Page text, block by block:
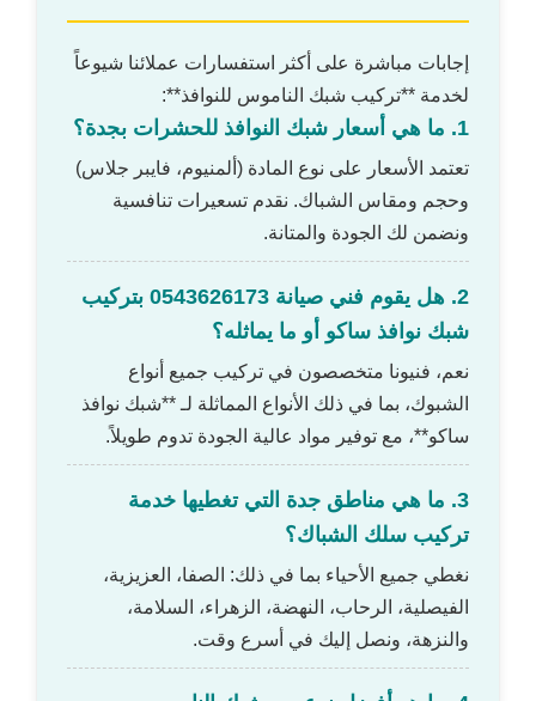
إجابات مباشرة على أكثر استفسارات عملائنا شيوعاً
لخدمة **تركيب شبك الناموس للنوافذ**:
1. ما هي أسعار شبك النوافذ للحشرات بجدة؟
تعتمد الأسعار على نوع المادة (ألمنيوم، فايبر جلاس)
وحجم ومقاس الشباك. نقدم تسعيرات تنافسية
ونضمن لك الجودة والمتانة.
2. هل يقوم فني صيانة 0543626173 بتركيب
شبك نوافذ ساكو أو ما يماثله؟
نعم، فنيونا متخصصون في تركيب جميع أنواع
الشبوك، بما في ذلك الأنواع المماثلة لـ **شبك نوافذ
ساكو**، مع توفير مواد عالية الجودة تدوم طويلاً.
3. ما هي مناطق جدة التي تغطيها خدمة
تركيب سلك الشباك؟
نغطي جميع الأحياء بما في ذلك: الصفا، العزيزية،
الفيصلية، الرحاب، النهضة، الزهراء، السلامة،
والنزهة، ونصل إليك في أسرع وقت.